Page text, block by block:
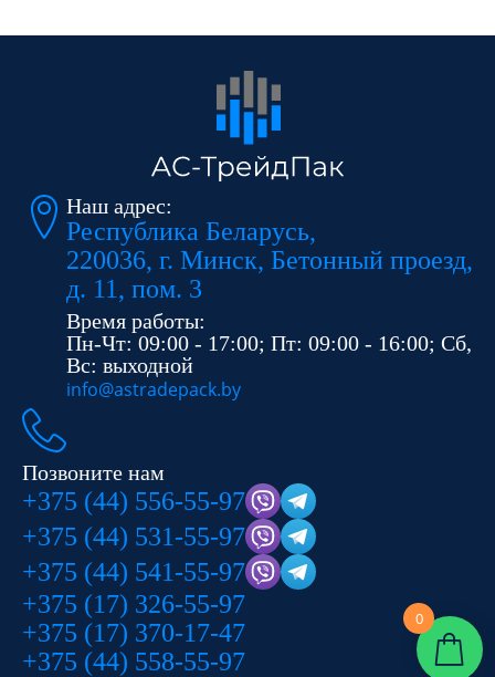
Наш адрес:
Республика Беларусь,
220036, г. Минск, Бетонный проезд,
д. 11, пом. 3
Время работы:
Пн-Чт: 09:00 - 17:00; Пт: 09:00 - 16:00; Сб,
Вс: выходной
info@astradepack.by
Позвоните нам
+375 (44) 556-55-97
+375 (44) 531-55-97
+375 (44) 541-55-97
+375 (17) 326-55-97
+375 (17) 370-17-47
+375 (44) 558-55-97
0